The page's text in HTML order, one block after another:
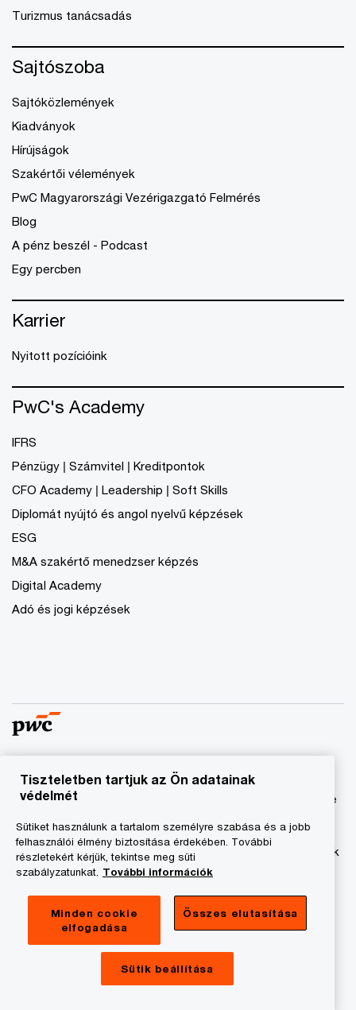
Turizmus tanácsadás
Sajtószoba
Sajtóközlemények
Kiadványok
Hírújságok
Szakértői vélemények
PwC Magyarországi Vezérigazgató Felmérés
Blog
A pénz beszél - Podcast
Egy percben
Karrier
Nyitott pozícióink
PwC's Academy
IFRS
Pénzügy | Számvitel | Kreditpontok
CFO Academy | Leadership | Soft Skills
Diplomát nyújtó és angol nyelvű képzések
ESG
M&A szakértő menedzser képzés
Digital Academy
Adó és jogi képzések
© 2023 - 2026 PwC. Minden jog fenntartva. A „PwC”
kifejezés a PricewaterhouseCoopers Könyvvizsgáló Kft.-re
amelyek az önálló és független jogi személyekből álló
PricewaterhouseCoopers International Limited hálózatának
tagja.
Adatkezelési tájékoztató
Cookie tájékoztató
A honlap fenntartója
Tiszteletben tartjuk az Ön adatainak
védelmét
Sütiket használunk a tartalom személyre szabása és a jobb
felhasználói élmény biztosítása érdekében. További
részletekért kérjük, tekintse meg süti
szabályzatunkat. További információk
Minden cookie
elfogadása
Összes elutasítása
Sütik beállítása